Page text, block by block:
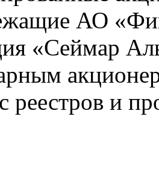
АО
«Сеймар
реестров и